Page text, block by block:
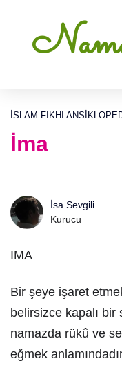
İSLAM FIKHI
İma
İsa Sevgili
Kurucu
IMA
Bir şeye işaret
belirsizce kapalı
namazda rükû ve
eğmek